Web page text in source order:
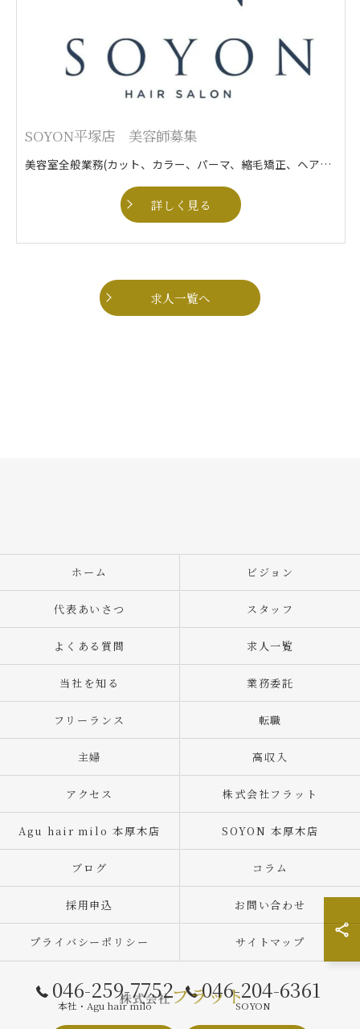
SOYON平塚店 美容師募集
美容室全般業務(カット、カラー、パーマ、縮毛矯正、ヘアセットなど)
詳しく見る
求人一覧へ
046-259-7752
本社・Agu hair milo
046-204-6361
SOYON
ホーム ビジョン
代表あいさつ スタッフ
よくある質問 求人一覧
当社を知る 業務委託
フリーランス 転職
主婦 高収入
アクセス 株式会社フラット
Agu hair milo 本厚木店 SOYON 本厚木店
ブログ コラム
採用申込 お問い合わせ
プライバシーポリシー サイトマップ